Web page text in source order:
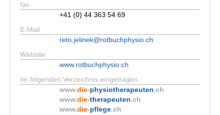
fax
+41 (0) 44 363 54 69
E-Mail
reto.jelinek@rotbuchphysio.ch
Website
www.rotbuchphysio.ch
Im folgenden Verzeichnis eingetragen :
www.die-physiotherapeuten.ch
www.die-therapeuten.ch
www.die-pflege.ch